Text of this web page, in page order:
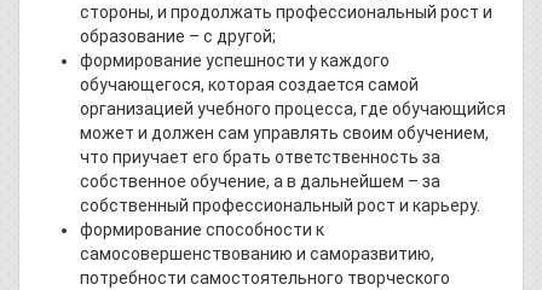
стороны, и продолжать профессиональный рост и
образование – с другой;
формирование успешности у каждого
обучающегося, которая создается самой
организацией учебного процесса, где обучающийся
может и должен сам управлять своим обучением,
что приучает его брать ответственность за
собственное обучение, а в дальнейшем – за
собственный профессиональный рост и карьеру.
формирование способности к
самосовершенствованию и саморазвитию,
потребности самостоятельного творческого